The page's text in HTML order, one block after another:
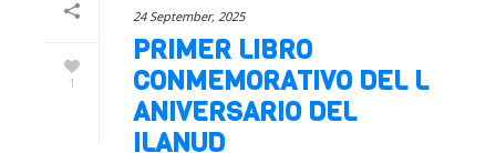
1
24 September, 2025
PRIMER LIBRO
CONMEMORATIVO DEL L
ANIVERSARIO DEL
ILANUD